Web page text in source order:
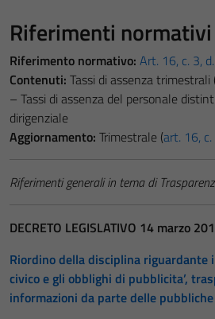
Riferimenti normativi
Riferimento normativo: Art. 16, c. 3,
Contenuti: Tassi di assenza
– Tassi di assenza del personale
dirigenziale
Aggiornamento: Trimestrale (art. 16,
Riferimenti generali in tema di
DECRETO LEGISLATIVO 14 marzo
Riordino della disciplina riguardante
civico e gli obblighi di pubblicita’,
informazioni da parte delle